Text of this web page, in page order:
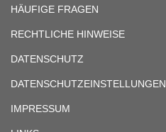
HÄUFIGE FRAGEN
RECHTLICHE HINWEISE
DATENSCHUTZ
DATENSCHUTZEINSTELLUNGEN
IMPRESSUM